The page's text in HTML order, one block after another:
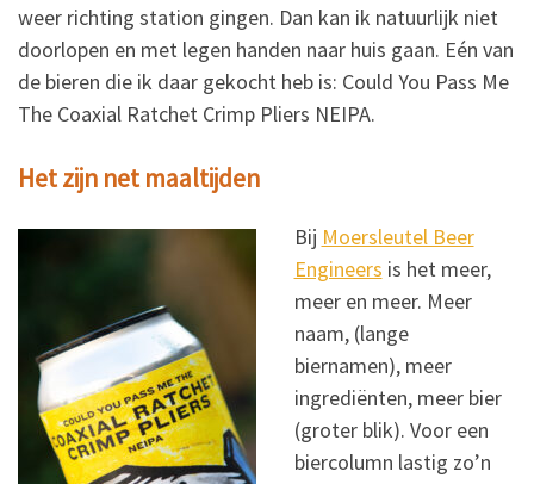
weer richting station gingen. Dan kan ik natuurlijk niet
doorlopen en met legen handen naar huis gaan. Eén van
de bieren die ik daar gekocht heb is: Could You Pass Me
The Coaxial Ratchet Crimp Pliers NEIPA.
Het zijn net maaltijden
Bij Moersleutel Beer
Engineers is het meer,
meer en meer. Meer
naam, (lange
biernamen), meer
ingrediënten, meer bier
(groter blik). Voor een
biercolumn lastig zo’n